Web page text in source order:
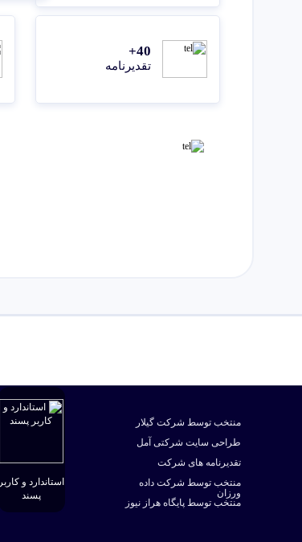
40+
تقدیرنامه
منتخب توسط شرکت گیلار
طراحی سایت شرکتی آمل
تقدیرنامه های شرکت
منتخب توسط شرکت داده
ورزان
منتخب توسط پایگاه هراز نیوز
استاندارد و کاربر
پسند